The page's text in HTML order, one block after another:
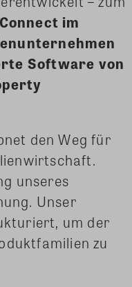
im
Software von
den Weg für
unseres
Unser
um der
zu